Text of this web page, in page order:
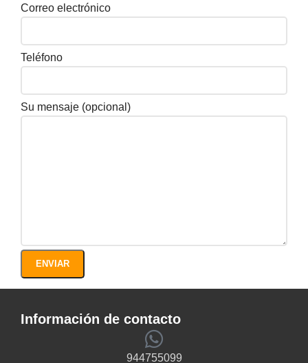
Correo electrónico
Teléfono
Su mensaje (opcional)
Información de contacto
944755099